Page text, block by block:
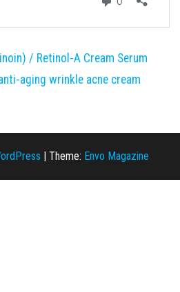
/ Retinol-A Cream Serum
aging wrinkle acne cream
Theme: Envo Magazine